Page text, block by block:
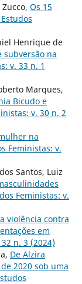
Os 15
Henrique de
subversão na
v. 33 n. 1
Marques,
Bicudo e
v. 30 n. 2
na
Feministas: v.
Santos, Luiz
Feministas: v.
violência contra
em
n. 3 (2024)
De Alzira
2020 sob uma